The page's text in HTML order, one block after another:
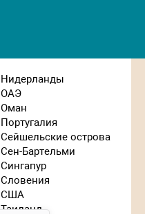
Нидерланды
ОАЭ
Оман
Португалия
Сейшельские острова
Сен-Бартельми
Сингапур
Словения
США
Таиланд